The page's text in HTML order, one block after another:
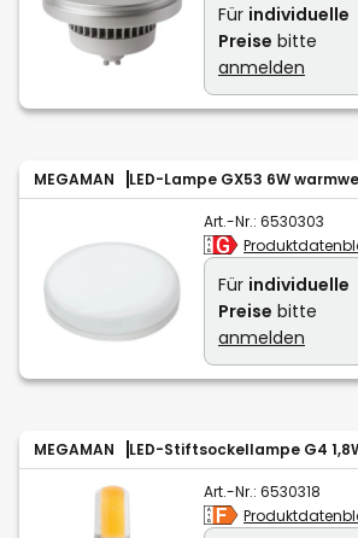
Für individuelle
Preise bitte
anmelden
MEGAMAN LED-Lampe GX53 6W
Art.-Nr.: 6530303
Für individuelle
Preise bitte
anmelden
MEGAMAN LED-Stiftsockellampe G4
Art.-Nr.: 6530318